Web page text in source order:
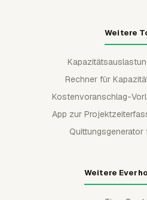
Weitere
Rechner für
Kostenvoranschlag-
App zur
Quittungsgenerator
Weitere